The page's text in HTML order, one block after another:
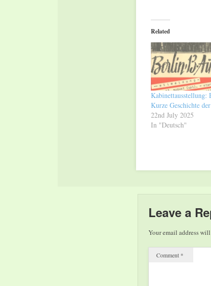
(Opens
in
new
Related
Kabinettausstellung:
Kurze Geschichte
22nd July 2025
In "Deutsch"
Leave a
Your email address
Comment *